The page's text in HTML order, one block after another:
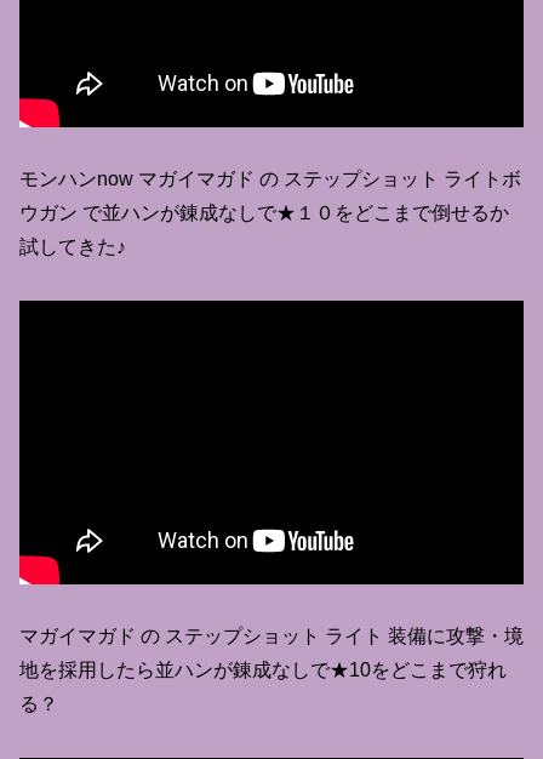
モンハンnow マガイマガド の ステップショット ライトボ
ウガン で並ハンが錬成なしで★１０をどこまで倒せるか
試してきた♪
マガイマガド の ステップショット ライト 装備に攻撃・境
地を採用したら並ハンが錬成なしで★10をどこまで狩れ
る？